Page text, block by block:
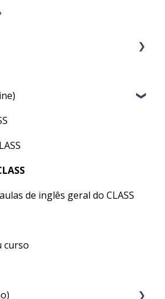
de inglês geral do CLASS
curso